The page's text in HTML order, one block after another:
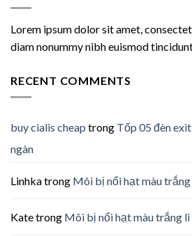
Lorem ipsum dolor sit amet,
diam nonummy nibh euismod
RECENT COMMENTS
buy cialis cheap trong Tốp 05 đèn
ngàn
Linhkatrong Môi bị nổi hạt màu
Katetrong Môi bị nổi hạt màu trắng